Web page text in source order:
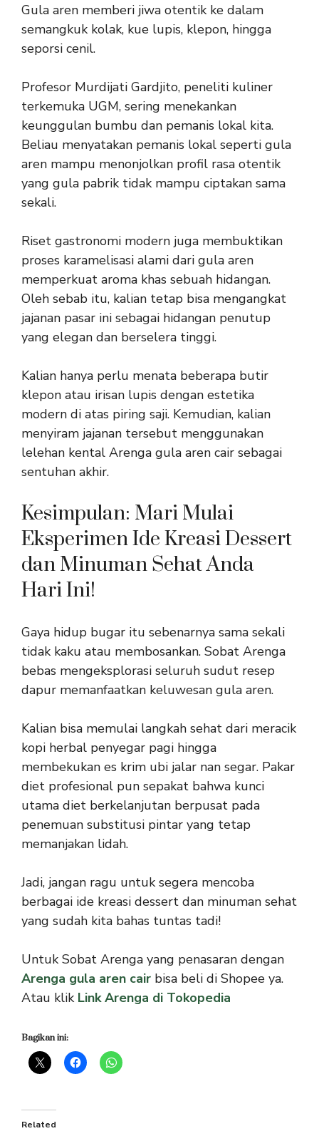
Gula aren memberi jiwa otentik ke dalam
semangkuk kolak, kue lupis, klepon, hingga
seporsi cenil.
Profesor Murdijati Gardjito, peneliti kuliner
terkemuka UGM, sering menekankan
keunggulan bumbu dan pemanis lokal kita.
Beliau menyatakan pemanis lokal seperti gula
aren mampu menonjolkan profil rasa otentik
yang gula pabrik tidak mampu ciptakan sama
sekali.
Riset gastronomi modern juga membuktikan
proses karamelisasi alami dari gula aren
memperkuat aroma khas sebuah hidangan.
Oleh sebab itu, kalian tetap bisa mengangkat
jajanan pasar ini sebagai hidangan penutup
yang elegan dan berselera tinggi.
Kalian hanya perlu menata beberapa butir
klepon atau irisan lupis dengan estetika
modern di atas piring saji. Kemudian, kalian
menyiram jajanan tersebut menggunakan
lelehan kental Arenga gula aren cair sebagai
sentuhan akhir.
Kesimpulan: Mari Mulai
Eksperimen Ide Kreasi Dessert
dan Minuman Sehat Anda
Hari Ini!
Gaya hidup bugar itu sebenarnya sama sekali
tidak kaku atau membosankan. Sobat Arenga
bebas mengeksplorasi seluruh sudut resep
dapur memanfaatkan keluwesan gula aren.
Kalian bisa memulai langkah sehat dari meracik
kopi herbal penyegar pagi hingga
membekukan es krim ubi jalar nan segar. Pakar
diet profesional pun sepakat bahwa kunci
utama diet berkelanjutan berpusat pada
penemuan substitusi pintar yang tetap
memanjakan lidah.
Jadi, jangan ragu untuk segera mencoba
berbagai ide kreasi dessert dan minuman sehat
yang sudah kita bahas tuntas tadi!
Untuk Sobat Arenga yang penasaran dengan
Arenga gula aren cair bisa beli di Shopee ya.
Atau klik Link Arenga di Tokopedia
Bagikan ini:
Related